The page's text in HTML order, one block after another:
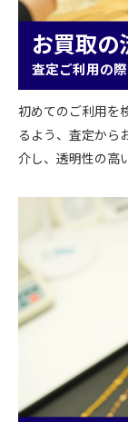
お買取の
査定ご利用の
初めてのご利用を
るよう、査定から
介し、透明性の高